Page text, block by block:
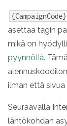
{CampaignCode}
asettaa tagin
mikä on
pyynnöllä.
ilman että
Seuraavalla
lähtökohdan